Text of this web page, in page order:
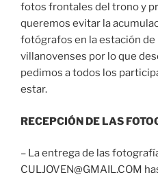
fotos frontales del trono y
queremos evitar la
fotógrafos en la estación
villanovenses por lo que
pedimos a todos los
estar.
RECEPCIÓN DE LAS
– La entrega de las
CULJOVEN@GMAIL.COM